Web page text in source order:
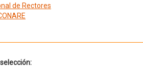
de Rectores